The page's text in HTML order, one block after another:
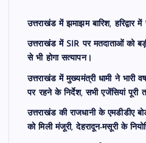
उत्तराखंड में झमाझम बारिश, हरिद्वार
उत्तराखंड में SIR पर मतदाताओं को
से भी होगा सत्यापन।
उत्तराखंड में मुख्यमंत्री धामी ने भारी
पर रहने के निर्देश, सभी एजेंसियां पूरी
उत्तराखंड की राजधानी के एमडीडीए
को मिली मंजूरी, देहरादून-मसूरी के